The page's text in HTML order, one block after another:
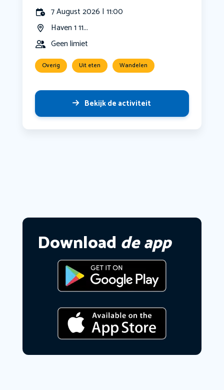
7 August 2026 | 11:00
Haven 1 11...
Geen limiet
Overig Uit eten Wandelen
Bekijk de activiteit
Download de app